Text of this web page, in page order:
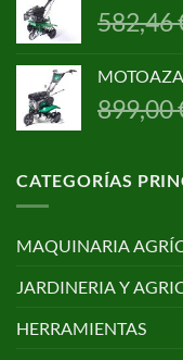
582,46
899,00
CATEGORÍAS
MAQUINARIA
JARDINERIA Y
HERRAMIENTAS